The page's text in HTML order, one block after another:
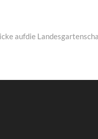
aufdie